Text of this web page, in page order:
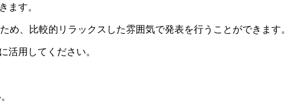
ます。
め、比較的リラックスした雰囲気で発表を行うことができます。
活用してください。